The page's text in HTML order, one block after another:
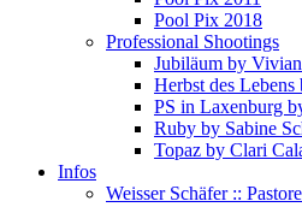
Pool Pix 2018
Professional Shootings
Jubiläum by
Herbst des
PS in Laxenburg
Ruby by Sabine
Topaz by Clari
Infos
Weisser Schäfer ::